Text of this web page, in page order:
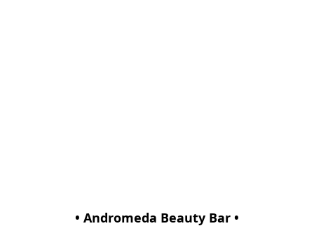
• Andromeda Beauty Bar •